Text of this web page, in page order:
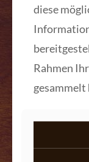
gemacht.
diese
Rahmen
gesammelt